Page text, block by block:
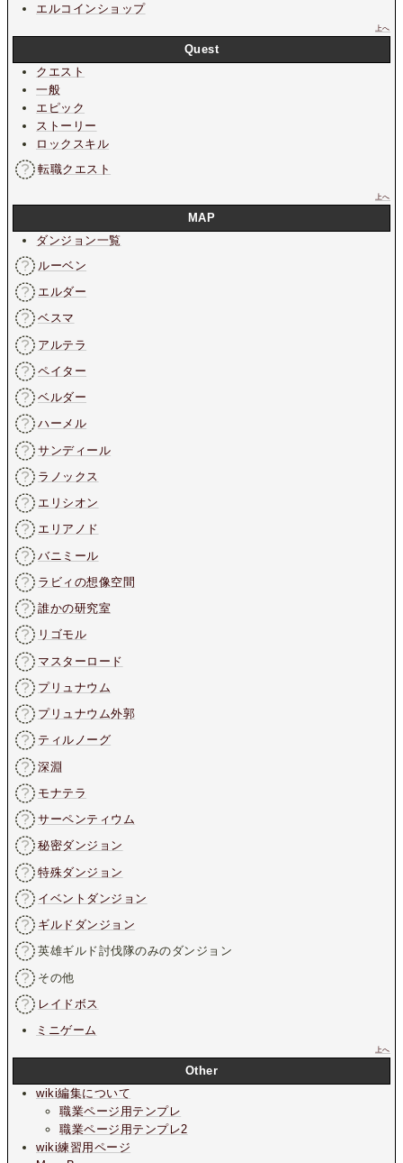
エルコインショップ
上へ
Quest
クエスト
一般
エピック
ストーリー
ロックスキル
転職クエスト
上へ
MAP
ダンジョン一覧
ルーベン
エルダー
ベスマ
アルテラ
ペイター
ベルダー
ハーメル
サンディール
ラノックス
エリシオン
エリアノド
バニミール
ラビィの想像空間
誰かの研究室
リゴモル
マスターロード
プリュナウム
プリュナウム外郭
ティルノーグ
深淵
モナテラ
サーペンティウム
秘密ダンジョン
特殊ダンジョン
イベントダンジョン
ギルドダンジョン
英雄ギルド討伐隊のみのダンジョン
その他
レイドボス
ミニゲーム
上へ
Other
wiki編集について
職業ページ用テンプレ
職業ページ用テンプレ2
wiki練習用ページ